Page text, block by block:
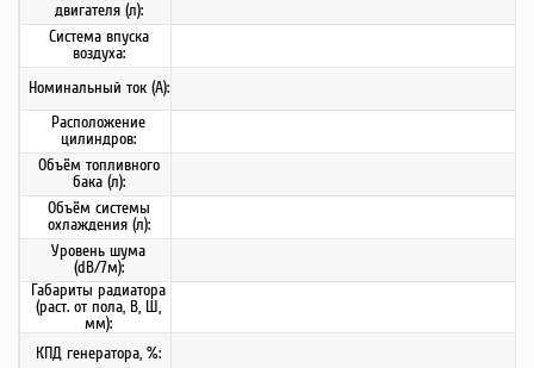
двигателя (л):
Система впуска
воздуха:
Номинальный ток (А):
Расположение
цилиндров:
Объём топливного
бака (л):
Объём системы
охлаждения (л):
Уровень шума
(dB/7м):
Габариты радиатора
(раст. от пола, В, Ш,
мм):
КПД генератора, %: